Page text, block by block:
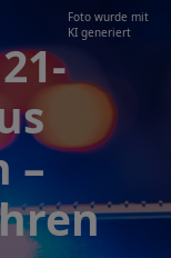
Foto wurde mit
KI generiert
–